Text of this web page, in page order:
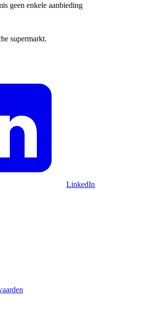
geen enkele aanbieding
supermarkt.
LinkedIn